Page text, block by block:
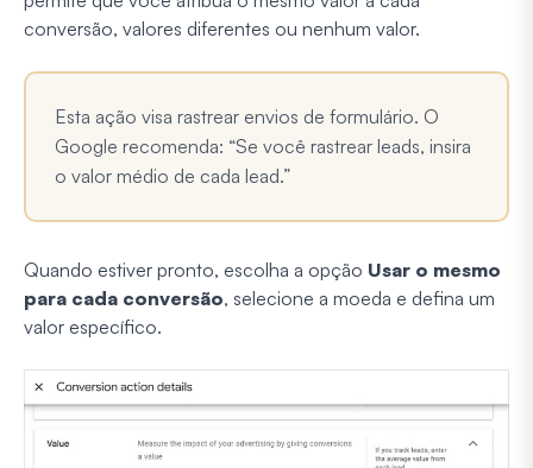
conversão, valores diferentes ou nenhum valor.
Esta ação visa rastrear envios de formulário. O
Google recomenda: “Se você rastrear leads, insira
o valor médio de cada lead.”
Quando estiver pronto, escolha a opção Usar o mesmo
para cada conversão, selecione a moeda e defina um
valor específico.